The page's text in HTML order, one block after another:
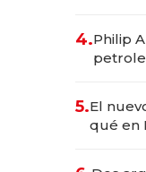
4.Philip
Fénix
5.El
qué en
para